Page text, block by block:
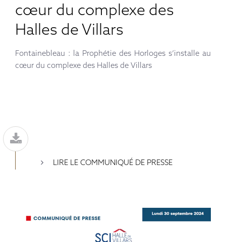
cœur du complexe des
Halles de Villars
Fontainebleau : la Prophétie des Horloges s’installe au
cœur du complexe des Halles de Villars
LIRE LE COMMUNIQUÉ DE PRESSE